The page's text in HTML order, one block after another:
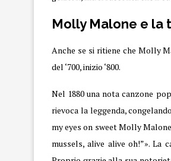
Molly Malone e la
Anche se si ritiene che Molly
del ‘700, inizio ‘800.
Nel 1880 una nota canzone
rievoca la leggenda,
my eyes on sweet Molly
mussels, alive alive oh!”». La